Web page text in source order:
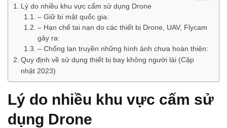
Lý do nhiều khu vực cấm sử dụng Drone
– Giữ bí mật quốc gia:
– Hạn chế tai nạn do các thiết bị Drone, UAV, Flycam
gây ra:
– Chống lan truyền những hình ảnh chưa hoàn thiện:
Quy định về sử dụng thiết bị bay không người lái (Cập
nhật 2023)
Lý do nhiều khu vực cấm sử
dụng Drone